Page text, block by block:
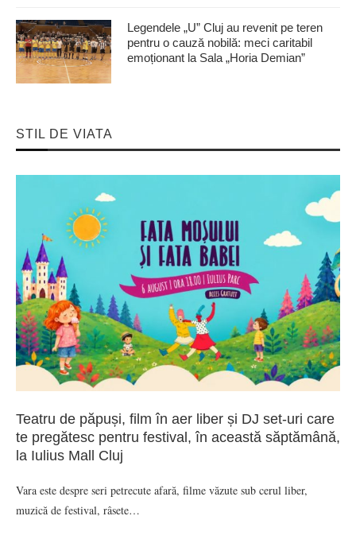
Legendele „U” Cluj au revenit pe teren
pentru o cauză nobilă: meci caritabil
emoționant la Sala „Horia Demian”
STIL DE VIATA
Teatru de păpuși, film în aer liber și DJ set-uri care
te pregătesc pentru festival, în această săptămână,
la Iulius Mall Cluj
Vara este despre seri petrecute afară, filme văzute sub cerul liber,
muzică de festival, râsete…